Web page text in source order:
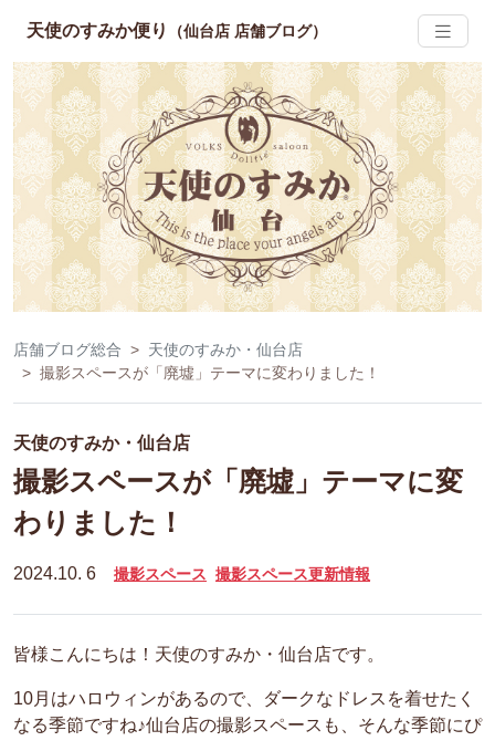
天使のすみか便り （仙台店 店舗ブログ）
店舗ブログ総合
天使のすみか・仙台店
撮影スペースが「廃墟」テーマに変わりました！
天使のすみか・仙台店
撮影スペースが「廃墟」テーマに変
わりました！
2024.10. 6 撮影スペース 撮影スペース更新情報
皆様こんにちは！天使のすみか・仙台店です。
10月はハロウィンがあるので、ダークなドレスを着せたく
なる季節ですね♪仙台店の撮影スペースも、そんな季節にぴ